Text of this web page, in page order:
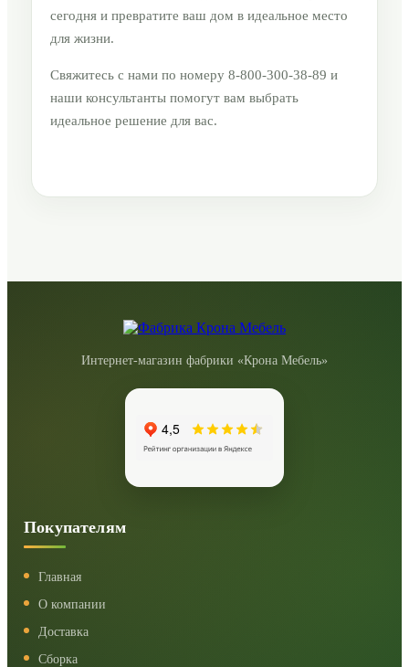
сегодня и превратите ваш дом в идеальное место
для жизни.
Свяжитесь с нами по номеру 8-800-300-38-89 и
наши консультанты помогут вам выбрать
идеальное решение для вас.
Интернет-магазин фабрики «Крона Мебель»
Покупателям
Главная
О компании
Доставка
Сборка